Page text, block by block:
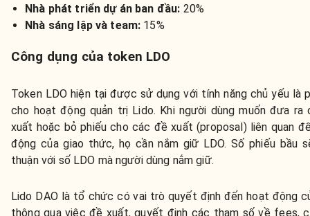
Nhà phát triển dự án ban đầu: 20%
Nhà sáng lập và team: 15%
Công dụng của token LDO
Token LDO hiện tại được sử dụng với tính năng chủ yếu là
cho hoạt động quản trị Lido. Khi người dùng muốn đưa ra
xuất hoặc bỏ phiếu cho các đề xuất (proposal) liên quan
động của giao thức, họ cần nắm giữ LDO. Số phiếu bầu
thuận với số LDO mà người dùng nắm giữ.
Lido DAO là tổ chức có vai trò quyết định đến hoạt động
thông qua việc đề xuất, quyết định các tham số về fees,